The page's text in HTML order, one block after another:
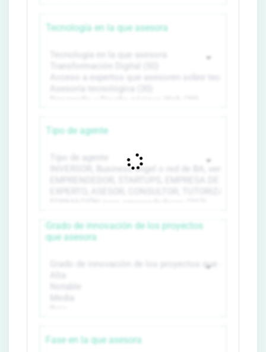
Tecnología en la que asesora
Tipo de agente
Grado de innovación de los proyectos
que asesora
Fase en la que asesora